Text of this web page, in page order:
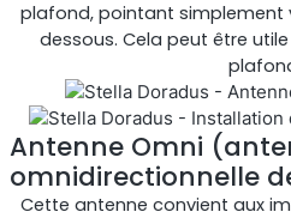
plafond, pointant simplement
dessous. Cela peut être
Antenne Omni
omnidirectionnelle
Cette antenne convient aux